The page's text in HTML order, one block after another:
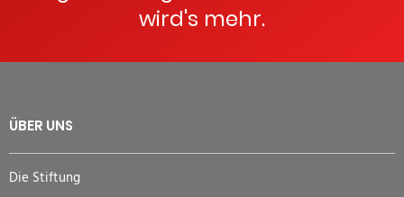
wird's mehr.
ÜBER UNS
Die Stiftung